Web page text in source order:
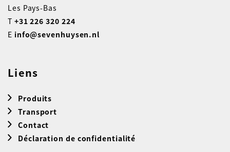
Les Pays-Bas
T +31 226 320 224
E info@sevenhuysen.nl
Liens
Produits
Transport
Contact
Déclaration de confidentialité